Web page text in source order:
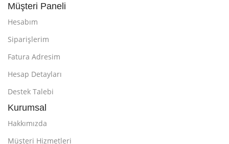
Müşteri Paneli
Hesabım
Siparişlerim
Fatura Adresim
Hesap Detayları
Destek Talebi
Kurumsal
Hakkımızda
Müşteri Hizmetleri